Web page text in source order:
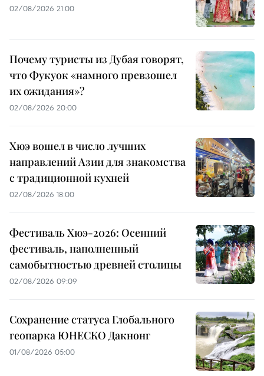
02/08/2026 21:00
Почему туристы из Дубая говорят,
что Фукуок «намного превзошел
их ожидания»?
02/08/2026 20:00
Хюэ вошел в число лучших
направлений Азии для знакомства
с традиционной кухней
02/08/2026 18:00
Фестиваль Хюэ-2026: Осенний
фестиваль, наполненный
самобытностью древней столицы
02/08/2026 09:09
Сохранение статуса Глобального
геопарка ЮНЕСКО Дакнонг
01/08/2026 05:00